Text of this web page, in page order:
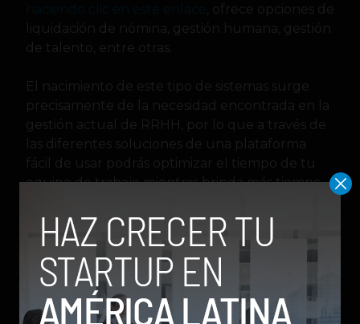
, ofrece opciones de
liquidación de nómina, gestión humana, gestión
de talento, entre otras.
El nacimiento de este tipo de sistemas surge
precisamente de la necesidad encontrada en la
gestión actual de RRHH, por lo que a través de
las diferentes soluciones de una plataforma
fácil de usar podrás optimizar el tiempo de tu
equipo de trabajo mientras brinda más tiempo
colaboradores, así como la planificación
estratégica y el mejoramiento de la imagen de
la empresa.
herramientas